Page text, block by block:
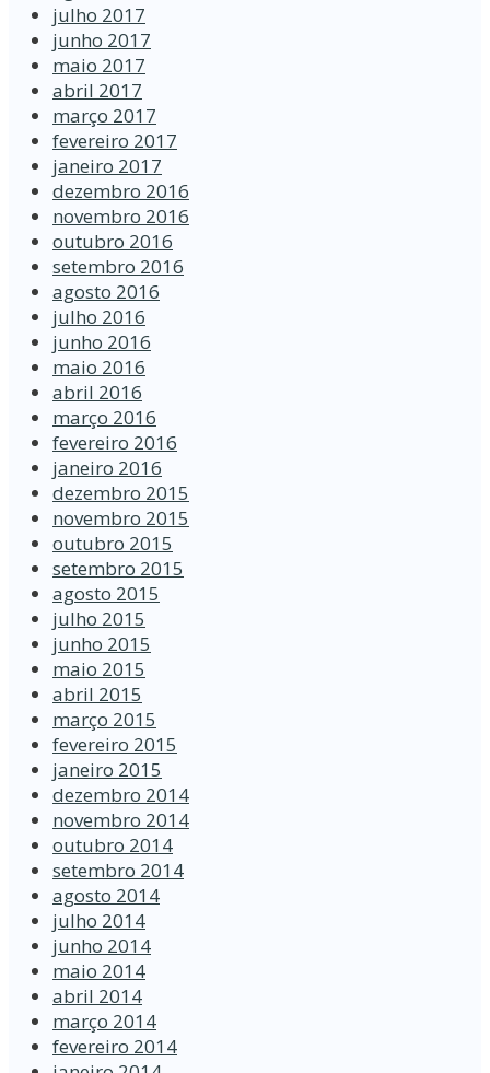
julho 2017
junho 2017
maio 2017
abril 2017
março 2017
fevereiro 2017
janeiro 2017
dezembro 2016
novembro 2016
outubro 2016
setembro 2016
agosto 2016
julho 2016
junho 2016
maio 2016
abril 2016
março 2016
fevereiro 2016
janeiro 2016
dezembro 2015
novembro 2015
outubro 2015
setembro 2015
agosto 2015
julho 2015
junho 2015
maio 2015
abril 2015
março 2015
fevereiro 2015
janeiro 2015
dezembro 2014
novembro 2014
outubro 2014
setembro 2014
agosto 2014
julho 2014
junho 2014
maio 2014
abril 2014
março 2014
fevereiro 2014